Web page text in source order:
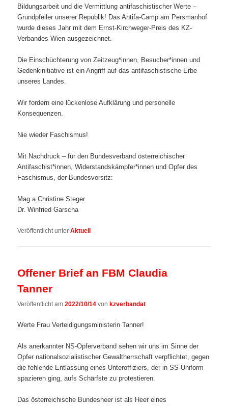
Bildungsarbeit und die Vermittlung antifaschistischer Werte –
Grundpfeiler unserer Republik! Das Antifa-Camp am Persmanhof
wurde dieses Jahr mit dem Ernst-Kirchweger-Preis des KZ-
Verbandes Wien ausgezeichnet.
Die Einschüchterung von Zeitzeug*innen, Besucher*innen und
Gedenkinitiative ist ein Angriff auf das antifaschistische Erbe
unseres Landes.
Wir fordern eine lückenlose Aufklärung und personelle
Konsequenzen.
Nie wieder Faschismus!
Mit Nachdruck – für den Bundesverband österreichischer
Antifaschist*innen, Widerstandskämpfer*innen und Opfer des
Faschismus, der Bundesvorsitz:
Mag.a Christine Steger
Dr. Winfried Garscha
Veröffentlicht unter Aktuell
Offener Brief an FBM Claudia
Tanner
Veröffentlicht am2022/10/14 von kzverbandat
Werte Frau Verteidigungsministerin Tanner!
Als anerkannter NS-Opferverband sehen wir uns im Sinne der
Opfer nationalsozialistischer Gewaltherrschaft verpflichtet, gegen
die fehlende Entlassung eines Unteroffiziers, der in SS-Uniform
spazieren ging, aufs Schärfste zu protestieren.
Das österreichische Bundesheer ist als Heer eines